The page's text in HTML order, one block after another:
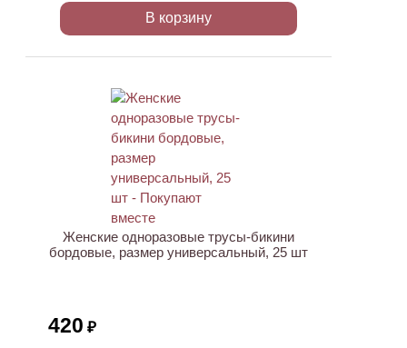
В корзину
Женские одноразовые трусы-бикини
бордовые, размер универсальный, 25 шт
420 ₽